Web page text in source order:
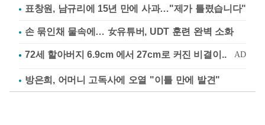
표창원, 남규리에 15년 만에 사과…"제가 틀렸습니다"
손 묶인채 물속에… 女유튜버, UDT 훈련 완벽 소화
방은희, 어머니 고독사에 오열 "이틀 만에 발견"